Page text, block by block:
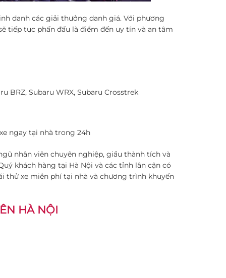
danh các giải thưởng danh giá. Với phương
tiếp tục phấn đấu là điểm đến uy tín và an tâm
BRZ, Subaru WRX, Subaru Crosstrek
ngay tại nhà trong 24h
nhân viên chuyên nghiệp, giầu thành tích và
khách hàng tại Hà Nội và các tỉnh lân cận có
thử xe miễn phí tại nhà và chương trình khuyến
HÀ NỘI